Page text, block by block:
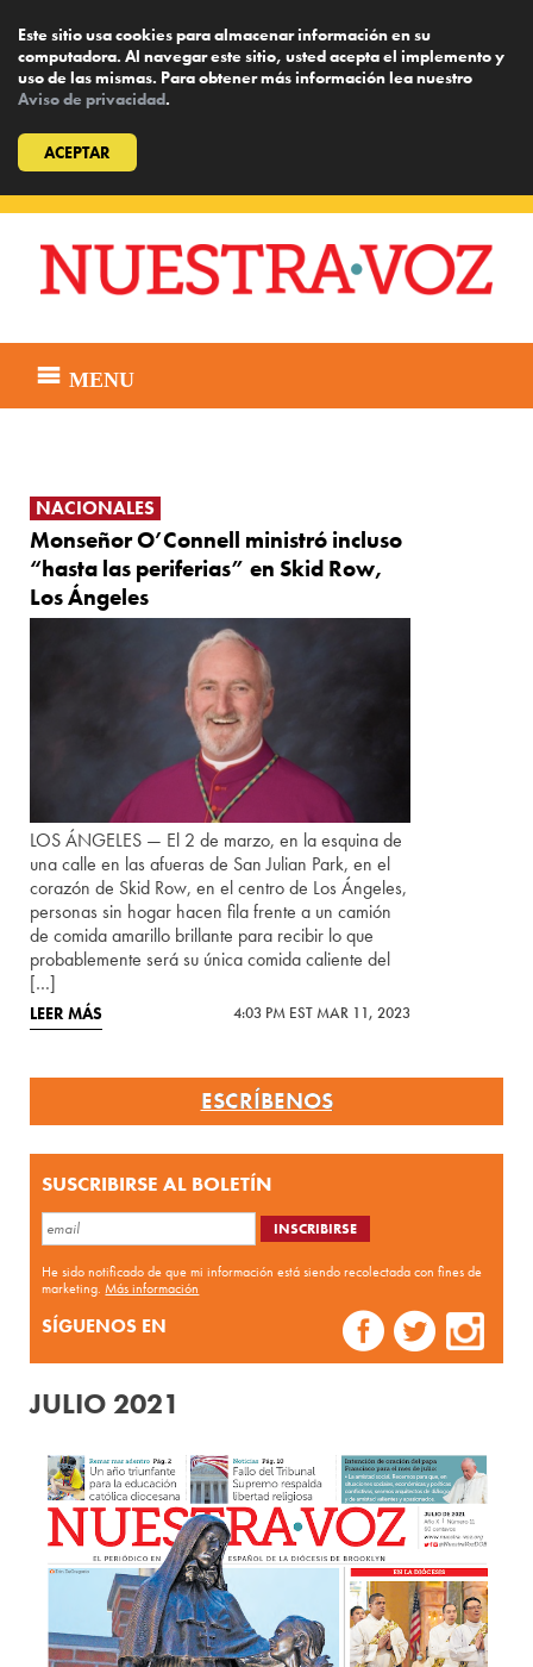
Este sitio usa cookies para almacenar información en su
computadora. Al navegar este sitio, usted acepta el implemento y
uso de las mismas. Para obtener más información lea nuestro
Aviso de privacidad.
ACEPTAR
content
MENU
NACIONALES
Monseñor O’Connell ministró incluso
“hasta las periferias” en Skid Row,
Los Ángeles
LOS ÁNGELES — El 2 de marzo, en la esquina de
una calle en las afueras de San Julian Park, en el
corazón de Skid Row, en el centro de Los Ángeles,
personas sin hogar hacen fila frente a un camión
de comida amarillo brillante para recibir lo que
probablemente será su única comida caliente del
[…]
LEER MÁS 4:03 PM EST MAR 11, 2023
ESCRÍBENOS
SUSCRIBIRSE AL BOLETÍN
He sido notificado de que mi información está siendo recolectada con fines de
marketing.Más información
SÍGUENOS EN
JULIO 2021